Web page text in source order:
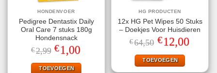
HONDENVOER
Pedigree Dentastix Daily
Oral Care 7 stuks 180g
Hondensnack
€2,99 Oorspronkelijke
prijs
was:
€2,99.
€1,00
is:
€1,00.
TOEVOEGEN
HG PRODUCTEN
12x HG Pet Wipes 50 Stuks
– Doekjes Voor Huisdieren
€64,50 Oorspronkelijke
prijs
was:
€64,50.
€12,00Huidige
prijs
TOEVOEGEN